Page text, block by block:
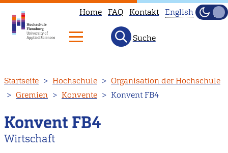
zum
Inhalt
Home FAQ Kontakt
not
English
Hell
Suche
Startseite Hochschule
Organisation der Hochschule
Gremien
Konvente Konvent FB4
Konvent FB4
Wirtschaft